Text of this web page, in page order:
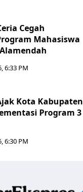
Cegah
Mahasiswa
6:33 PM
Kota Kabupaten
Program 3
6:30 PM